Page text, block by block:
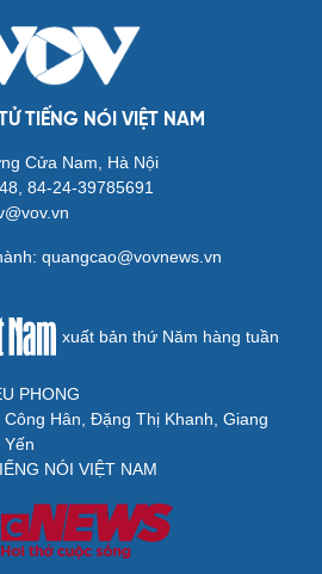
TIẾNG NÓI VIỆT NAM
Cửa Nam, Hà Nội
84-24-39785691
quangcao@vovnews.vn
xuất bản thứ Năm hàng tuần
PHONG
Hân, Đặng Thị Khanh, Giang
Yến
NÓI VIỆT NAM